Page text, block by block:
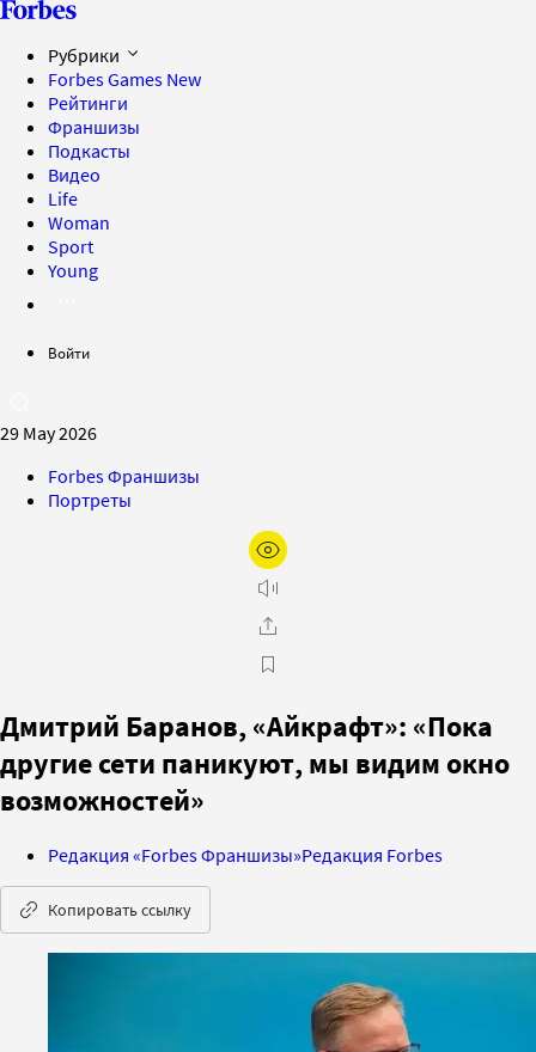
Рубрики
Forbes Games New
Рейтинги
Франшизы
Подкасты
Видео
Life
Woman
Sport
Young
Войти
29 May 2026
Forbes Франшизы
Портреты
Дмитрий Баранов, «Айкрафт»: «Пока
другие сети паникуют, мы видим окно
возможностей»
Редакция «Forbes Франшизы»Редакция Forbes
Копировать ссылку